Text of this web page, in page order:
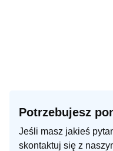
Potrzebujesz
Jeśli masz jakieś
skontaktuj się z